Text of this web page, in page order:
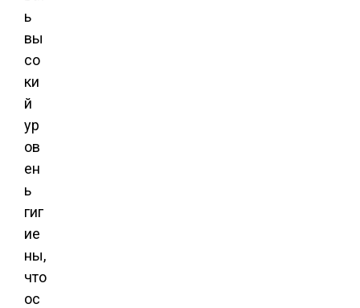
ь
вы
со
ки
й
ур
ов
ен
ь
гиг
ие
ны,
что
ос